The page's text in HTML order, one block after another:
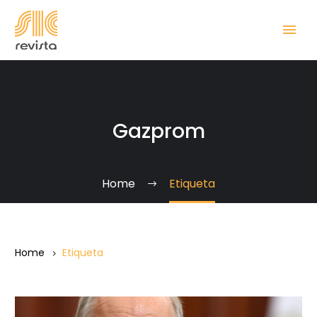
Gazprom
Home Etiqueta
Home Etiqueta